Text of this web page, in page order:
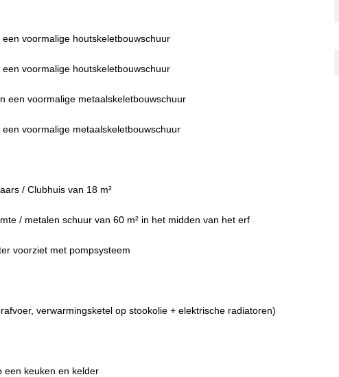
voormalige houtskeletbouwschuur
voormalige houtskeletbouwschuur
een voormalige metaalskeletbouwschuur
voormalige metaalskeletbouwschuur
/ Clubhuis van 18 m²
/ metalen schuur van 60 m² in het midden van het erf
voorziet met pompsysteem
verwarmingsketel op stookolie + elektrische radiatoren)
een keuken en kelder